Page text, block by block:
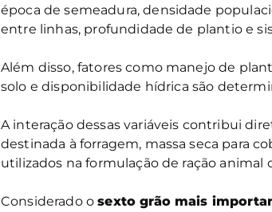
época de semeadura, densidade
entre linhas, profundidade de plantio e
Além disso, fatores como manejo de
solo e disponibilidade hídrica são
A interação dessas variáveis contribui
destinada à forragem, massa seca para
utilizados na formulação de ração animal
Considerado osexto grão mais